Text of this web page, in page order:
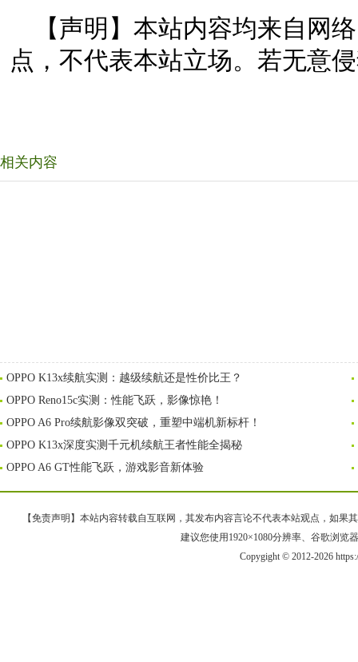
【声明】本站内容均来自网
点，不代表本站立场。若无意
相关内容
OPPO K13x续航实测：越级续航还是性价比王？
OPPO Reno15c实测：性能飞跃，影像惊艳！
OPPO A6 Pro续航影像双突破，重塑中端机新标杆！
OPPO K13x深度实测千元机续航王者性能全揭秘
OPPO A6 GT性能飞跃，游戏影音新体验
【免责声明】本站内容转载自互联网，其发布内容言论不代表本站观点，如果
建议您使用1920×1080分辨率、谷歌浏览
Copygight © 2012-2026